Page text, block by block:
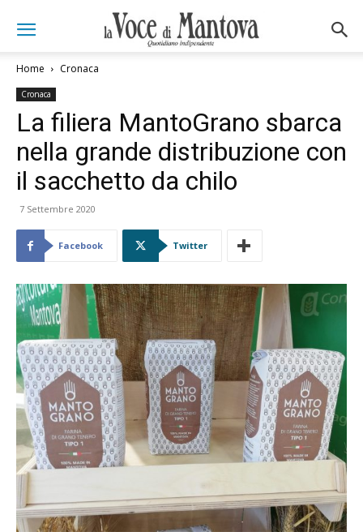
Home Cronaca
Cronaca
La filiera MantoGrano sbarca
nella grande distribuzione con
il sacchetto da chilo
7 Settembre 2020
Facebook Twitter